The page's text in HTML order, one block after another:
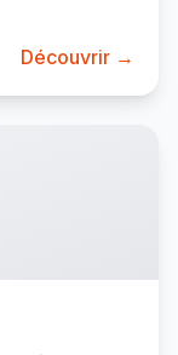
Découvrir →